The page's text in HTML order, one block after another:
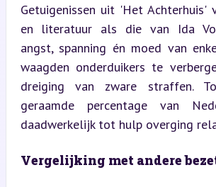
Getuigenissen uit 'Het Achterhuis'
en literatuur als die van Ida
angst, spanning én moed van
waagden onderduikers te
dreiging van zware straffen.
geraamde percentage van
daadwerkelijk tot hulp overging
Vergelijking met andere